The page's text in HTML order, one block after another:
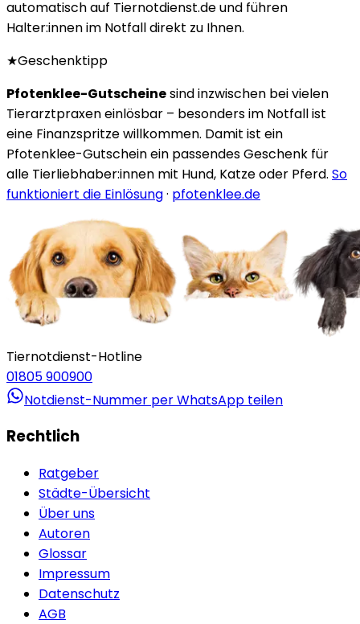
automatisch auf Tiernotdienst.de und führen
Halter:innen im Notfall direkt zu Ihnen.
★Geschenktipp
Pfotenklee-Gutscheinesind inzwischen bei vielen
Tierarztpraxen einlösbar – besonders im Notfall ist
eine Finanzspritze willkommen. Damit ist ein
Pfotenklee-Gutschein ein passendes Geschenk für
alle Tierliebhaber:innen mit Hund, Katze oder Pferd. So
funktioniert die Einlösung· pfotenklee.de
Tiernotdienst-Hotline
01805 900900
Notdienst-Nummer per WhatsApp teilen
Rechtlich
Ratgeber
Städte-Übersicht
Über uns
Autoren
Glossar
Impressum
Datenschutz
AGB